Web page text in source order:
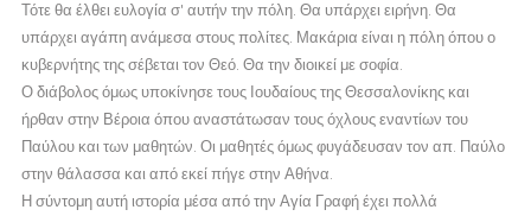
Τότε θα έλθει ευλογία σ' αυτήν την πόλη. Θα υπάρχει ειρήνη. Θα
υπάρχει αγάπη ανάμεσα στους πολίτες. Μακάρια είναι η πόλη όπου ο
κυβερνήτης της σέβεται τον Θεό. Θα την διοικεί με σοφία.
Ο διάβολος όμως υποκίνησε τους Ιουδαίους της Θεσσαλονίκης και
ήρθαν στην Βέροια όπου αναστάτωσαν τους όχλους εναντίων του
Παύλου και των μαθητών. Οι μαθητές όμως φυγάδευσαν τον απ. Παύλο
στην θάλασσα και από εκεί πήγε στην Αθήνα.
Η σύντομη αυτή ιστορία μέσα από την Αγία Γραφή έχει πολλά